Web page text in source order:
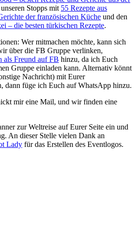
Stopps mit 55 Rezepte aus
der französischen Küche und den
– die besten türkischen Rezepte.
Wer mitmachen möchte, kann sich
über die FB Gruppe verlinken,
als Freund auf FB hinzu, da ich Euch
Gruppe einladen kann. Alternativ könnt
Nachricht) mit Eurer
dann füge ich Euch auf WhatsApp hinzu.
mir eine Mail, und wir finden eine
zur Weltreise auf Eurer Seite ein und
An dieser Stelle vielen Dank an
Lady für das Erstellen des Eventlogos.